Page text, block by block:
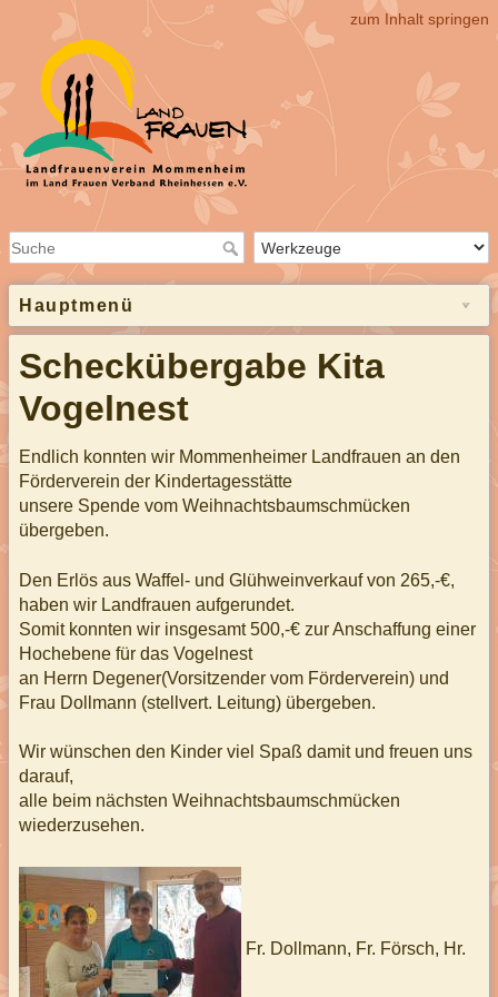
zum Inhalt springen
Hauptmenü
Scheckübergabe Kita
Vogelnest
Endlich konnten wir Mommenheimer Landfrauen an den
Förderverein der Kindertagesstätte
unsere Spende vom Weihnachtsbaumschmücken
übergeben.
Den Erlös aus Waffel- und Glühweinverkauf von 265,-€,
haben wir Landfrauen aufgerundet.
Somit konnten wir insgesamt 500,-€ zur Anschaffung einer
Hochebene für das Vogelnest
an Herrn Degener(Vorsitzender vom Förderverein) und
Frau Dollmann (stellvert. Leitung) übergeben.
Wir wünschen den Kinder viel Spaß damit und freuen uns
darauf,
alle beim nächsten Weihnachtsbaumschmücken
wiederzusehen.
Fr. Dollmann, Fr. Försch, Hr.